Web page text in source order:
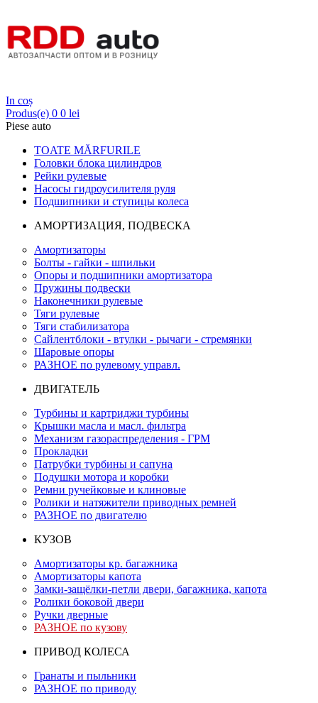
In coș
Produs(e) 0 0 lei
Piese auto
TOATE MĂRFURILE
Головки блока цилиндров
Рейки рулевые
Насосы гидроусилителя руля
Подшипники и ступицы колеса
АМОРТИЗАЦИЯ, ПОДВЕСКА
Амортизаторы
Болты - гайки - шпильки
Опоры и подшипники амортизатора
Пружины подвески
Наконечники рулевые
Тяги рулевые
Тяги стабилизатора
Сайлентблоки - втулки - рычаги - стремянки
Шаровые опоры
РАЗНОЕ по рулевому управл.
ДВИГАТЕЛЬ
Турбины и картриджи турбины
Крышки масла и масл. фильтра
Механизм газораспределения - ГРМ
Прокладки
Патрубки турбины и сапуна
Подушки мотора и коробки
Ремни ручейковые и клиновые
Ролики и натяжители приводных ремней
РАЗНОЕ по двигателю
КУЗОВ
Амортизаторы кр. багажника
Амортизаторы капота
Замки-защёлки-петли двери, багажника, капота
Ролики боковой двери
Ручки дверные
РАЗНОЕ по кузову
ПРИВОД КОЛЕСА
Гранаты и пыльники
РАЗНОЕ по приводу